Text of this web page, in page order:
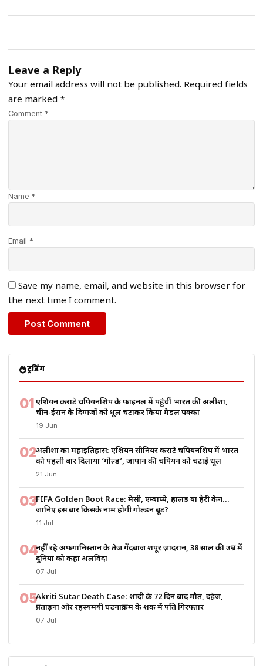
Leave a Reply
Your email address will not be published. Required fields
are marked *
Comment *
Name *
Email *
Save my name, email, and website in this browser for
the next time I comment.
ट्रेंडिंग
01एशियन कराटे चैंपियनशिप के फाइनल में पहुंचीं भारत की अलीशा,
चीन-ईरान के दिग्गजों को धूल चटाकर किया मेडल पक्का
19 Jun
02अलीशा का महाइतिहास: एशियन सीनियर कराटे चैंपियनशिप में भारत
को पहली बार दिलाया ‘गोल्ड’, जापान की चैंपियन को चटाई धूल
21 Jun
03FIFA Golden Boot Race: मेसी, एम्बाप्पे, हालैंड या हैरी केन…
जानिए इस बार किसके नाम होगी गोल्डन बूट?
11 Jul
04नहीं रहे अफगानिस्तान के तेज गेंदबाज शपूर ज़ादरान, 38 साल की उम्र में
दुनिया को कहा अलविदा
07 Jul
05Akriti Sutar Death Case: शादी के 72 दिन बाद मौत, दहेज,
प्रताड़ना और रहस्यमयी घटनाक्रम के शक में पति गिरफ्तार
07 Jul